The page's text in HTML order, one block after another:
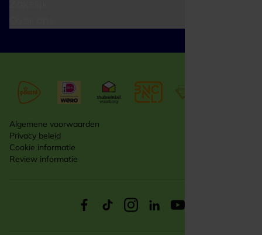
Algemene voorwaarden
Privacy beleid
Cookie informatie
Review informatie